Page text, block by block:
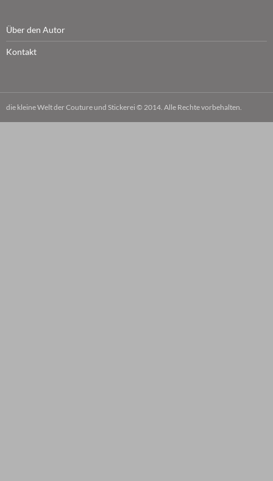
Über den Autor
Kontakt
die kleine Welt der Couture und Stickerei © 2014. Alle Rechte vorbehalten.